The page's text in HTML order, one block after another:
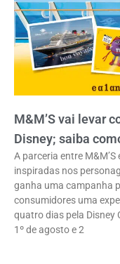
M&M’S vai levar
Disney; saiba
A parceria entre
inspiradas nos
ganha uma campanha
consumidores uma
quatro dias pela Disney
1º de agosto e 2